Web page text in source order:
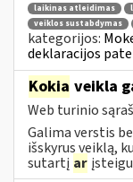
laikinas atleidimas
veiklos sustabdymas
kategorijos:
deklaracijos
Kokia veikla
Web turinio
Galima verstis
išskyrus veiklą,
sutartį ar